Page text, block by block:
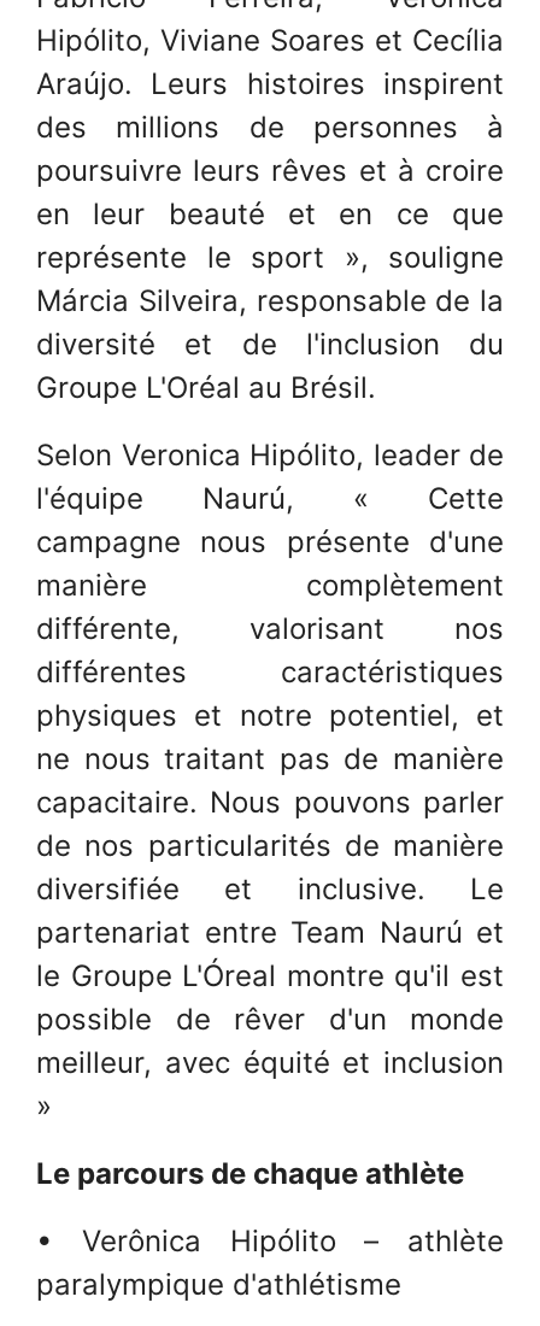
Hipólito, Viviane Soares et Cecília
Araújo. Leurs histoires inspirent
des millions de personnes à
poursuivre leurs rêves et à croire
en leur beauté et en ce que
représente le sport », souligne
Márcia Silveira, responsable de la
diversité et de l'inclusion du
Groupe L'Oréal au Brésil.
Selon Veronica Hipólito, leader de
l'équipe Naurú, « Cette
campagne nous présente d'une
manière complètement
différente, valorisant nos
différentes caractéristiques
physiques et notre potentiel, et
ne nous traitant pas de manière
capacitaire. Nous pouvons parler
de nos particularités de manière
diversifiée et inclusive. Le
partenariat entre Team Naurú et
le Groupe L'Óreal montre qu'il est
possible de rêver d'un monde
meilleur, avec équité et inclusion
»
Le parcours de chaque athlète
• Verônica Hipólito – athlète
paralympique d'athlétisme